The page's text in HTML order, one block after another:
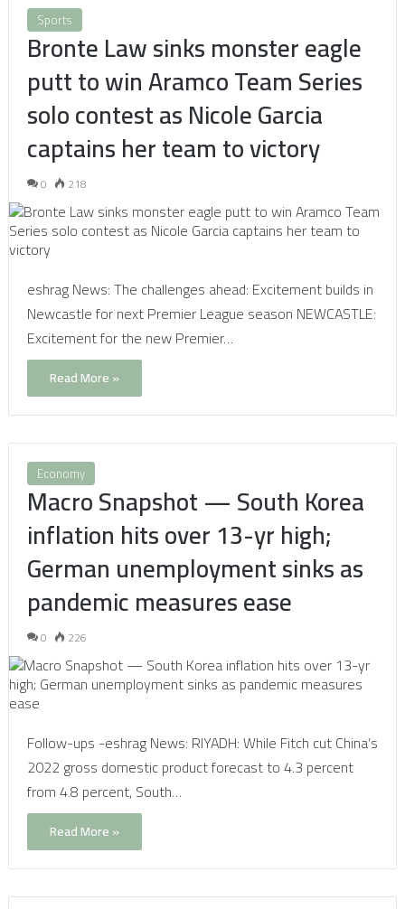
Sports
Bronte Law sinks monster eagle
putt to win Aramco Team Series
solo contest as Nicole Garcia
captains her team to victory
0 218
eshrag News: The challenges ahead: Excitement builds in
Newcastle for next Premier League season NEWCASTLE:
Excitement for the new Premier…
Read More »
Economy
Macro Snapshot — South Korea
inflation hits over 13-yr high;
German unemployment sinks as
pandemic measures ease
0 226
Follow-ups -eshrag News: RIYADH: While Fitch cut China’s
2022 gross domestic product forecast to 4.3 percent
from 4.8 percent, South…
Read More »